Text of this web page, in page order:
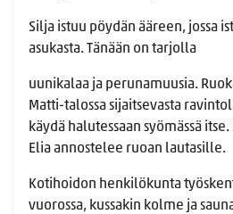
Silja istuu pöydän ääreen, jossa
asukasta. Tänään on tarjolla
uunikalaa ja perunamuusia.
Matti-talossa sijaitsevasta
käydä halutessaan syömässä
Elia annostelee ruoan lautasille.
Kotihoidon henkilökunta
vuorossa, kussakin kolme ja